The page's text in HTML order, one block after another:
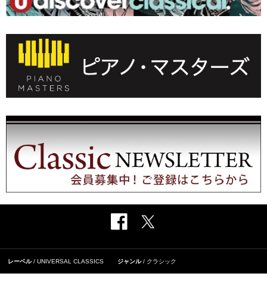
レーベル UNIVERSAL CLASSICS ジャンル クラシック